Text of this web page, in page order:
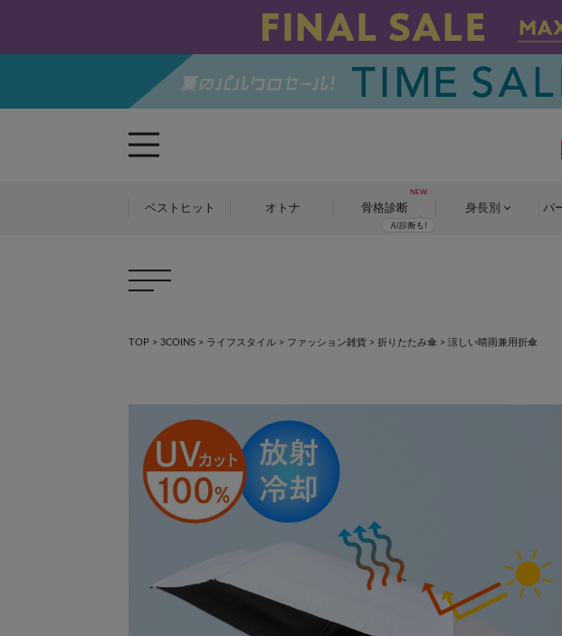
ベストヒット オトナ 骨格診断 身長別 パ
TOP > 3COINS > ライフスタイル > ファッション雑貨 > 折りたたみ傘 > 涼しい晴雨兼用折傘